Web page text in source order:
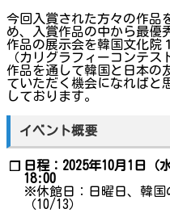
今回入賞された方々の作品
め、入賞作品の中から最優
作品の展示会を韓国文化院
（カリグラフィーコンテス
作品を通して韓国と日本の
ていただく機会になればと
しております。
イベント概要
❐
日程：2025年10月1日（
18:00
※休館日：日曜日、韓国
（10/13）